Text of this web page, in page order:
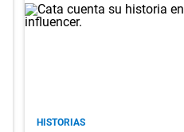
HISTORIAS